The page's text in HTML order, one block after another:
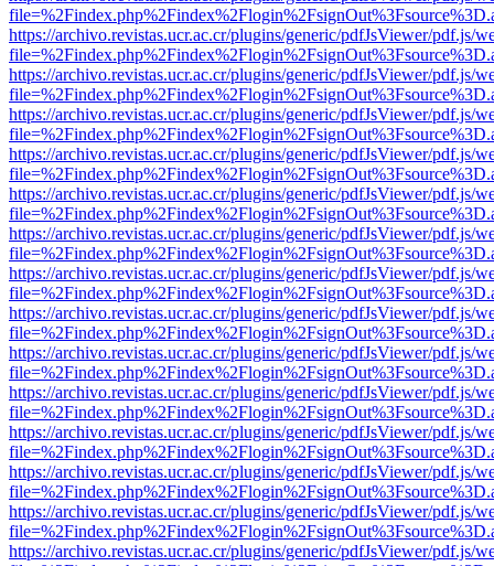
https://archivo.revistas.ucr.ac.cr/plugins/generic/pdfJsViewer/pdf.js/
https://archivo.revistas.ucr.ac.cr/plugins/generic/pdfJsViewer/pdf.js/
https://archivo.revistas.ucr.ac.cr/plugins/generic/pdfJsViewer/pdf.js/
https://archivo.revistas.ucr.ac.cr/plugins/generic/pdfJsViewer/pdf.js/
https://archivo.revistas.ucr.ac.cr/plugins/generic/pdfJsViewer/pdf.js/
https://archivo.revistas.ucr.ac.cr/plugins/generic/pdfJsViewer/pdf.js/
https://archivo.revistas.ucr.ac.cr/plugins/generic/pdfJsViewer/pdf.js/
https://archivo.revistas.ucr.ac.cr/plugins/generic/pdfJsViewer/pdf.js/
https://archivo.revistas.ucr.ac.cr/plugins/generic/pdfJsViewer/pdf.js/
https://archivo.revistas.ucr.ac.cr/plugins/generic/pdfJsViewer/pdf.js/
https://archivo.revistas.ucr.ac.cr/plugins/generic/pdfJsViewer/pdf.js/
https://archivo.revistas.ucr.ac.cr/plugins/generic/pdfJsViewer/pdf.js/
https://archivo.revistas.ucr.ac.cr/plugins/generic/pdfJsViewer/pdf.js/
https://archivo.revistas.ucr.ac.cr/plugins/generic/pdfJsViewer/pdf.js/